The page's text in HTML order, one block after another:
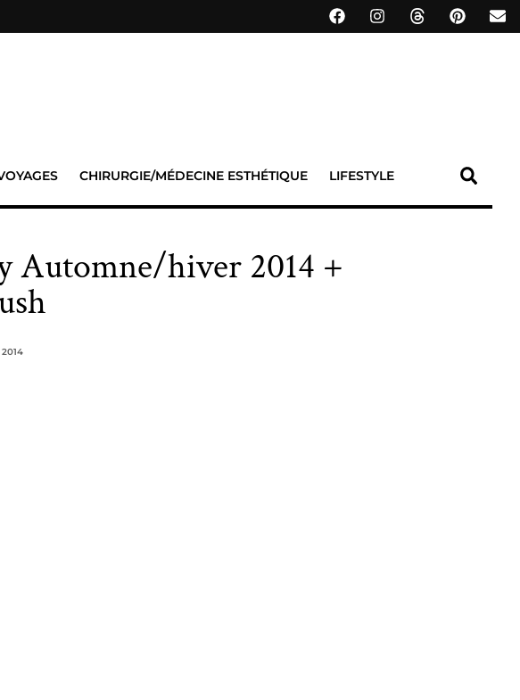
CHIRURGIE/MÉDECINE ESTHÉTIQUE LIFESTYLE
Automne/hiver 2014 +